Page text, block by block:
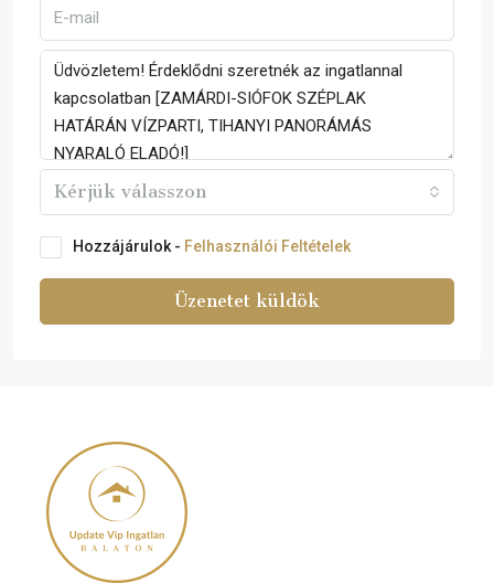
Kérjük válasszon
Hozzájárulok - Felhasználói Feltételek
Üzenetet küldök